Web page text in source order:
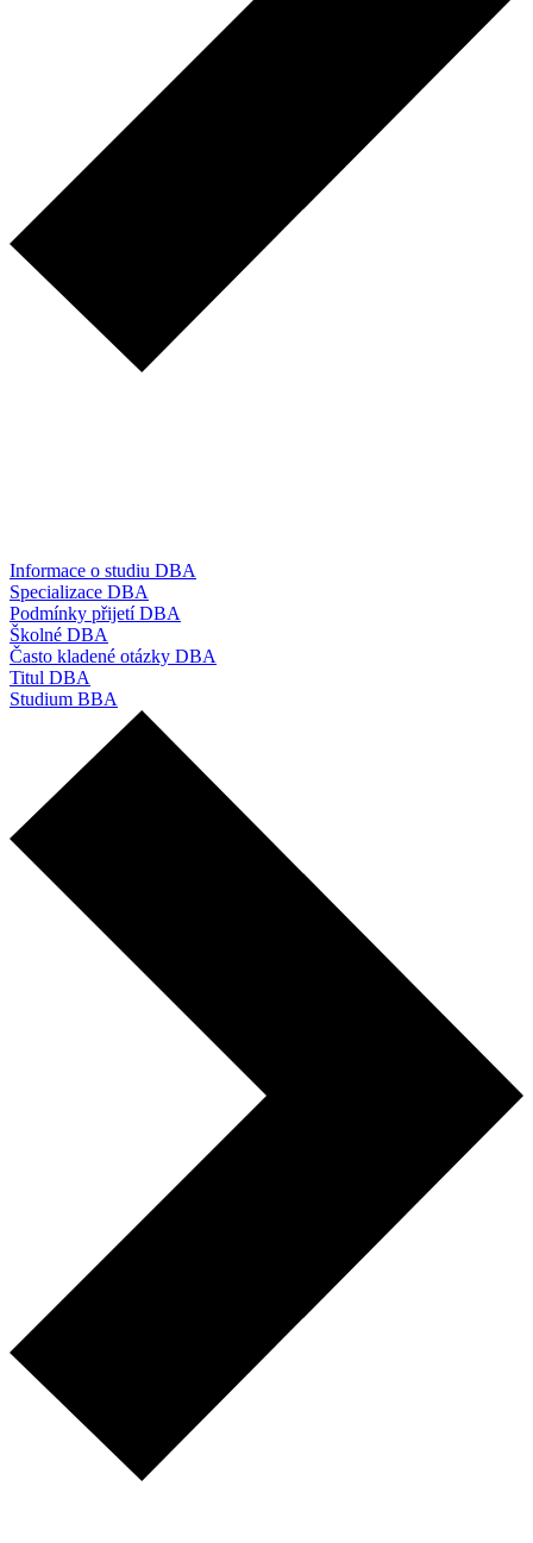
Informace o studiu DBA
Specializace DBA
Podmínky přijetí DBA
Školné DBA
Často kladené otázky DBA
Titul DBA
Studium BBA